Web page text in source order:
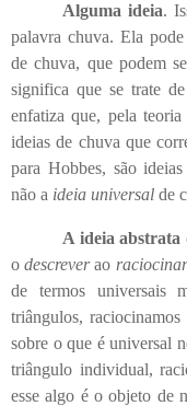
Alguma ideia.
palavra chuva. Ela
de chuva, que podem
significa que se trate
enfatiza que, pela
ideias de chuva que
para Hobbes, são
não a ideia universal de
A ideia abstrata
odescreverao raciocinar
de termos universais
triângulos,
sobre o que é universal
triângulo individual,
esse algo é o objeto de